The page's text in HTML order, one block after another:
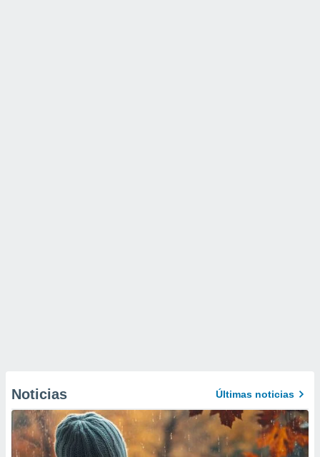
Noticias Últimas noticias